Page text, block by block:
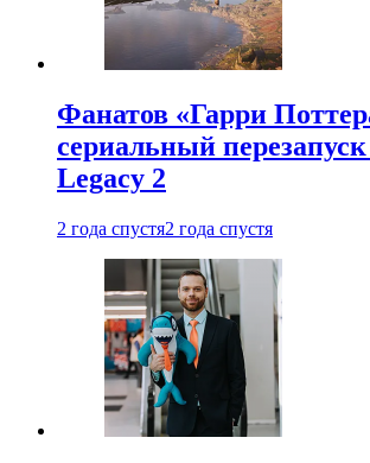
Фанатов «Гарри
сериальный
Legacy 2
2 года спустя2 года спустя